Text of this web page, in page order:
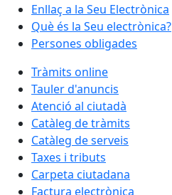
Enllaç a la Seu Electrònica
Què és la Seu electrònica?
Persones obligades
Tràmits online
Tauler d'anuncis
Atenció al ciutadà
Catàleg de tràmits
Catàleg de serveis
Taxes i tributs
Carpeta ciutadana
Factura electrònica